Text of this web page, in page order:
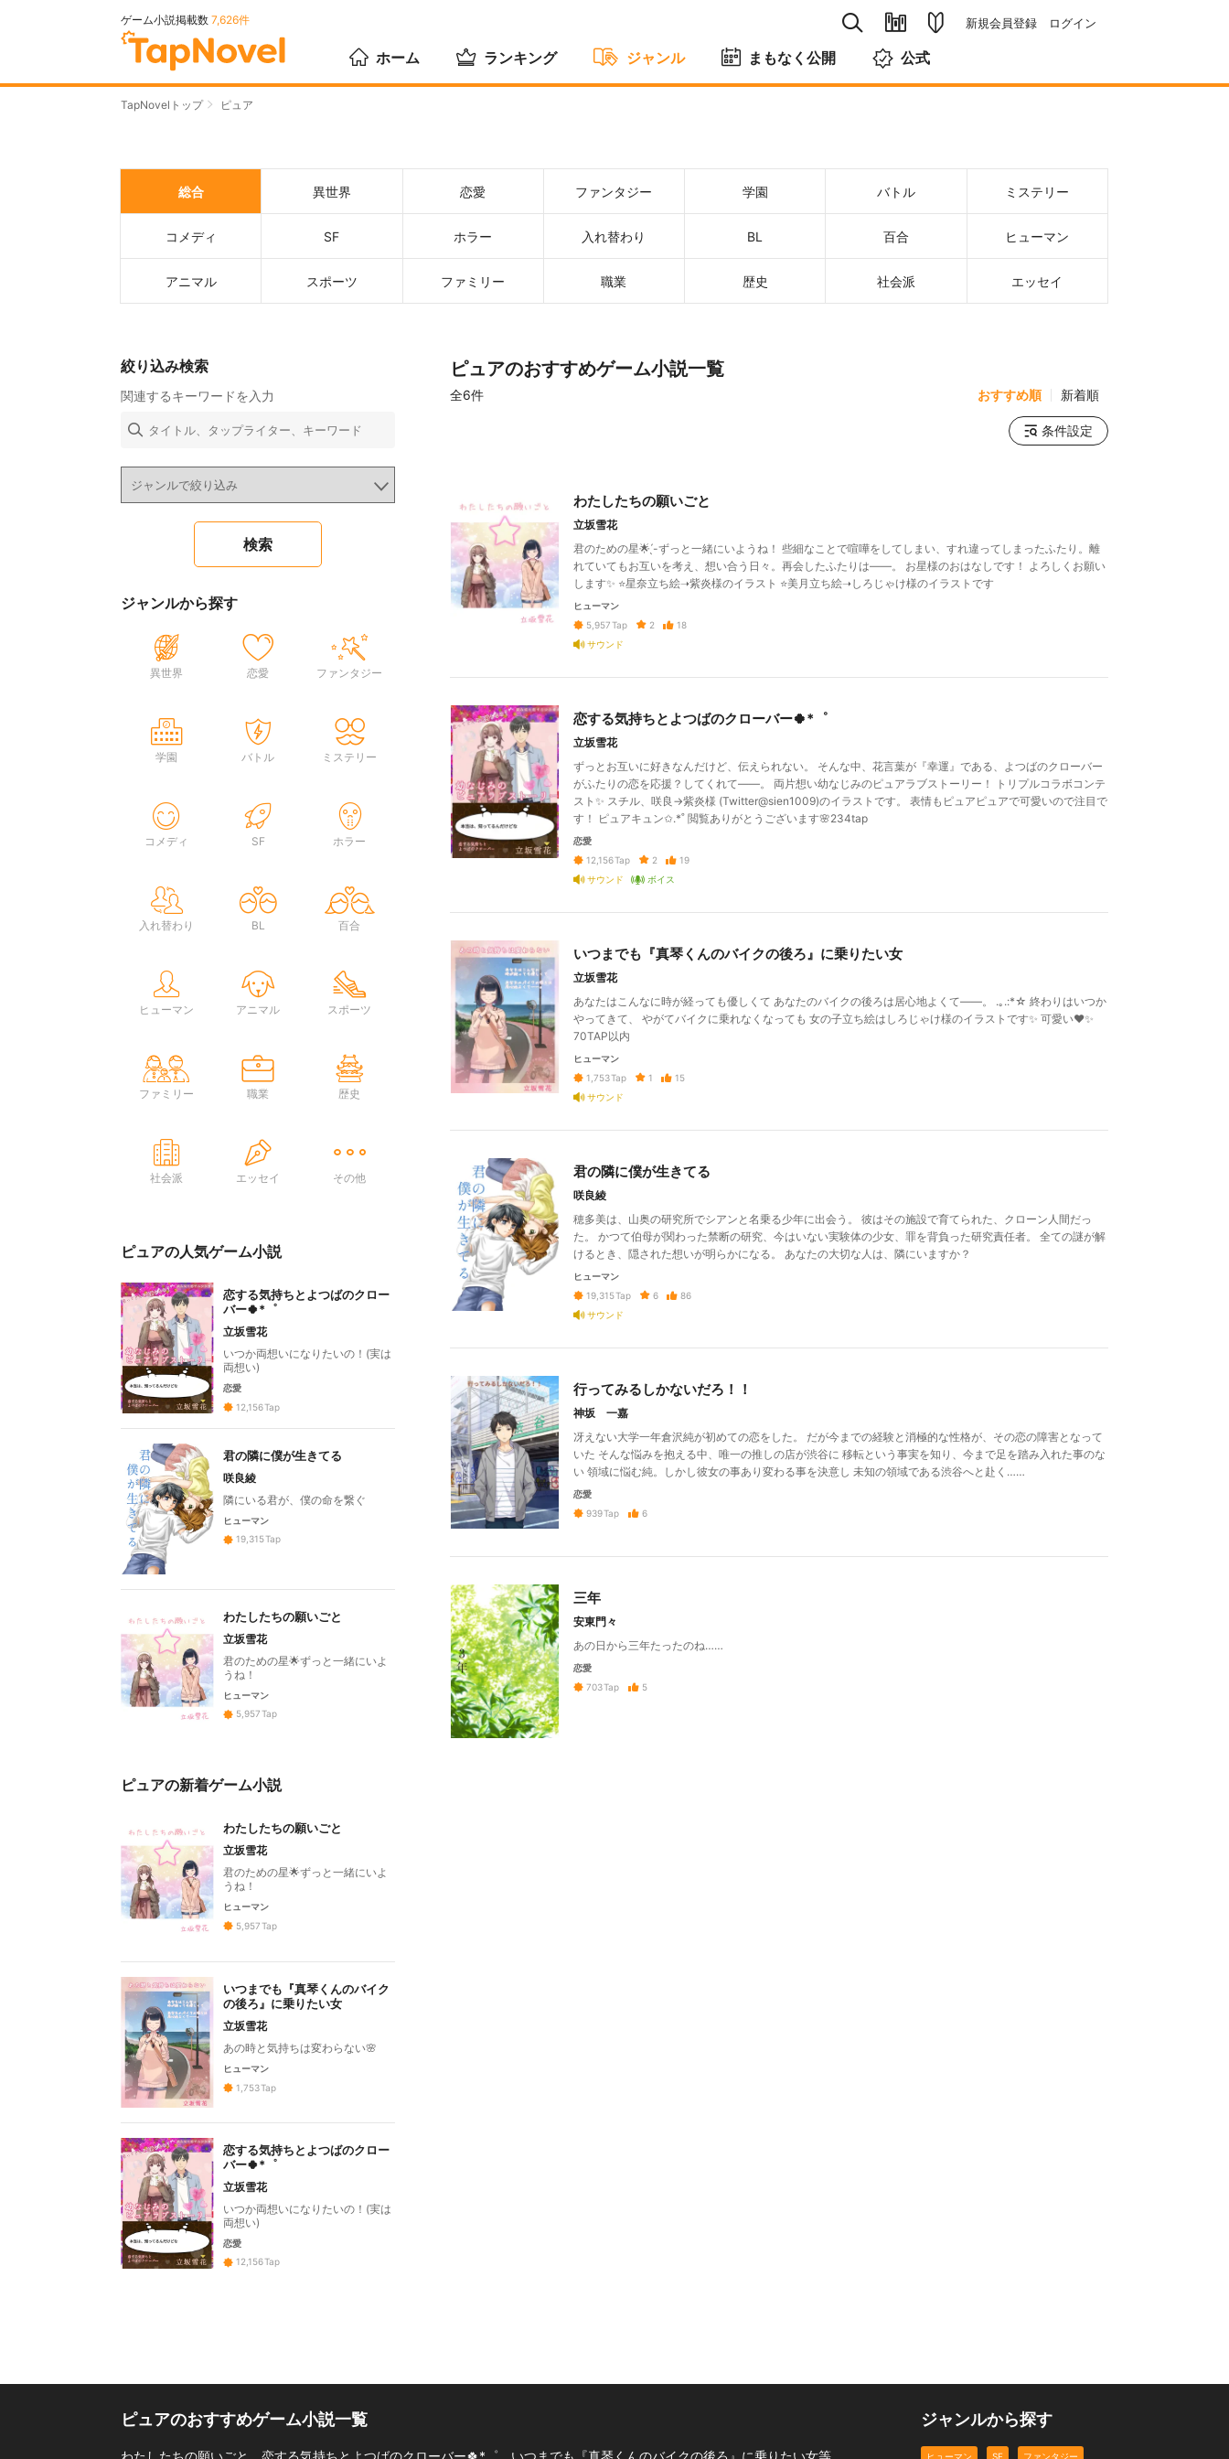
ゲーム小説掲載数 7,626件 新規会員登録 ログイン
ホーム ランキング ジャンル まもなく公開 公式
TapNovelトップ ピュア
総合 異世界 恋愛 ファンタジー 学園 バトル ミステリー
コメディ SF ホラー 入れ替わり BL 百合 ヒューマン
アニマル スポーツ ファミリー 職業 歴史 社会派 エッセイ
ピュアのおすすめゲーム小説一覧
全6件 おすすめ順 新着順
条件設定
わたしたちの願いごと
立坂雪花
君のための星🌟 ̖́-ずっと一緒にいようね！ 些細なことで喧嘩をしてしまい、すれ違ってしまったふたり。離
れていてもお互いを考え、想い合う日々。再会したふたりは――。 お星様のおはなしです！ よろしくお願い
します✨ ⭐星奈立ち絵➝紫炎様のイラスト ⭐美月立ち絵➝しろじゃけ様のイラストです
ヒューマン
5,957Tap 2
18
サウンド
恋する気持ちとよつばのクローバー🍀*゜
立坂雪花
ずっとお互いに好きなんだけど、伝えられない。 そんな中、花言葉が『幸運』である、よつばのクローバー
がふたりの恋を応援？してくれて――。 両片想い幼なじみのピュアラブストーリー！ トリプルコラボコンテ
スト✨ スチル、咲良→紫炎様 (Twitter@sien1009)のイラストです。 表情もピュアピュアで可愛いので注目で
す！ ピュアキュン✩.*˚ 閲覧ありがとうございます🌸234tap
恋愛
12,156Tap 2
19
サウンド
ボイス
いつまでも『真琴くんのバイクの後ろ』に乗りたい女
立坂雪花
あなたはこんなに時が経っても優しくて あなたのバイクの後ろは居心地よくて――。 .｡.:*☆ 終わりはいつか
やってきて、 やがてバイクに乗れなくなっても 女の子立ち絵はしろじゃけ様のイラストです✨ 可愛い︎‪❤✨
70TAP以内
ヒューマン
1,753Tap 1
15
サウンド
君の隣に僕が生きてる
咲良綾
穂多美は、山奥の研究所でシアンと名乗る少年に出会う。 彼はその施設で育てられた、クローン人間だっ
た。 かつて伯母が関わった禁断の研究、今はいない実験体の少女、罪を背負った研究責任者。 全ての謎が解
けるとき、隠された想いが明らかになる。 あなたの大切な人は、隣にいますか？
ヒューマン
19,315Tap 6
86
サウンド
行ってみるしかないだろ！！
神坂 一嘉
冴えない大学一年倉沢純が初めての恋をした。 だが今までの経験と消極的な性格が、その恋の障害となって
いた そんな悩みを抱える中、唯一の推しの店が渋谷に 移転という事実を知り、今まで足を踏み入れた事のな
い 領域に悩む純。しかし彼女の事あり変わる事を決意し 未知の領域である渋谷へと赴く……
恋愛
939Tap 6
三年
安東門々
あの日から三年たったのね……
恋愛
703Tap 5
絞り込み検索
関連するキーワードを入力
ジャンルから探す
異世界 恋愛 ファンタジー
学園 バトル ミステリー
コメディ SF ホラー
入れ替わり BL 百合
ヒューマン アニマル スポーツ
ファミリー 職業 歴史
社会派 エッセイ その他
ピュアの人気ゲーム小説
恋する気持ちとよつばのクロー
バー🍀*゜
立坂雪花
いつか両想いになりたいの！(実は
両想い)
恋愛
12,156Tap
君の隣に僕が生きてる
咲良綾
隣にいる君が、僕の命を繋ぐ
ヒューマン
19,315Tap
わたしたちの願いごと
立坂雪花
君のための星🌟ずっと一緒にいよ
うね！
ヒューマン
5,957Tap
ピュアの新着ゲーム小説
わたしたちの願いごと
立坂雪花
君のための星🌟ずっと一緒にいよ
うね！
ヒューマン
5,957Tap
いつまでも『真琴くんのバイク
の後ろ』に乗りたい女
立坂雪花
あの時と気持ちは変わらない🌸
ヒューマン
1,753Tap
恋する気持ちとよつばのクロー
バー🍀*゜
立坂雪花
いつか両想いになりたいの！(実は
両想い)
恋愛
12,156Tap
ピュアのおすすめゲーム小説一覧
わたしたちの願いごと、恋する気持ちとよつばのクローバー🍀*゜、いつまでも『真琴くんのバイクの後ろ』に乗りたい女等、
ジャンルから探す
ヒューマン SF ファンタジー